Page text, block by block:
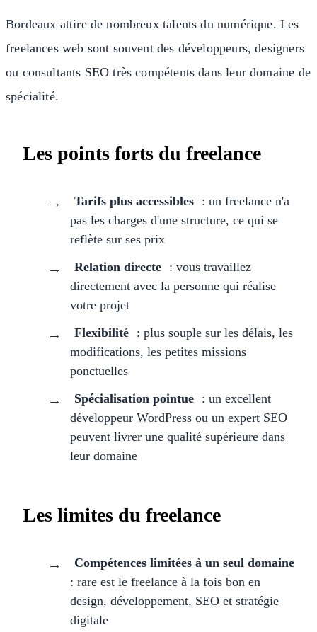
Bordeaux attire de nombreux talents du numérique. Les
freelances web sont souvent des développeurs, designers
ou consultants SEO très compétents dans leur domaine de
spécialité.
Les points forts du freelance
Tarifs plus accessibles : un freelance n'a
pas les charges d'une structure, ce qui se
reflète sur ses prix
Relation directe : vous travaillez
directement avec la personne qui réalise
votre projet
Flexibilité : plus souple sur les délais, les
modifications, les petites missions
ponctuelles
Spécialisation pointue : un excellent
développeur WordPress ou un expert SEO
peuvent livrer une qualité supérieure dans
leur domaine
Les limites du freelance
Compétences limitées à un seul domaine
: rare est le freelance à la fois bon en
design, développement, SEO et stratégie
digitale